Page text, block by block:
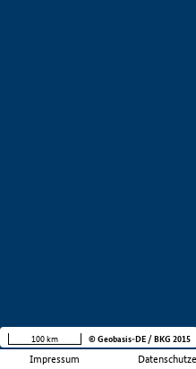
Impressum
100 km © Geobasis-DE / BKG 2015